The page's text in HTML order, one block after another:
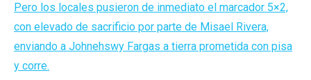
Pero los locales pusieron de inmediato el marcador 5×2,
con elevado de sacrificio por parte de Misael Rivera,
enviando a Johnehswy Fargas a tierra prometida con pisa
y corre.